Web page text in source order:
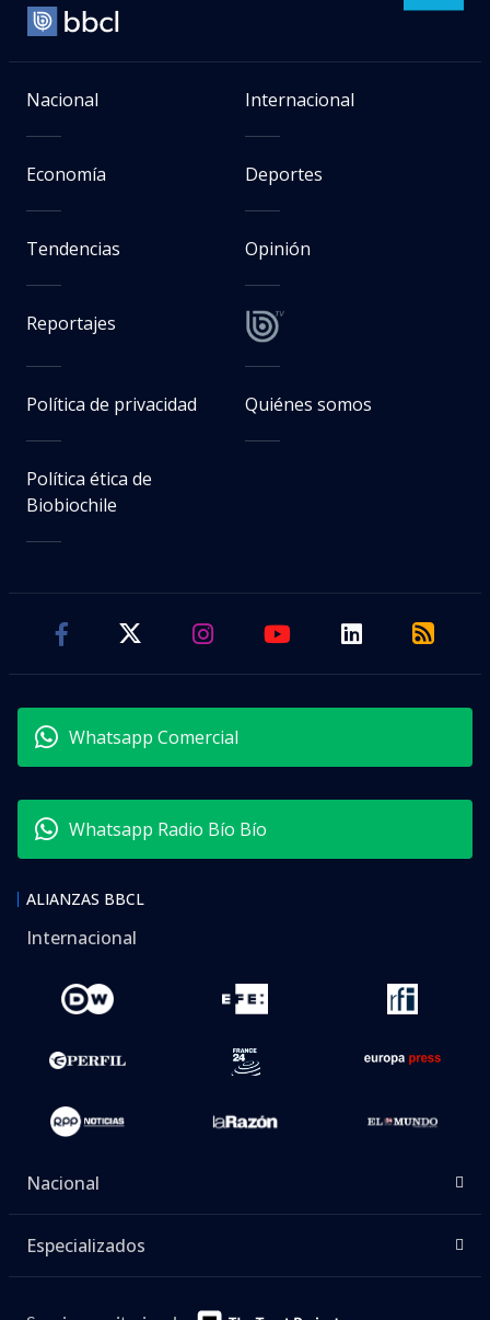
Nacional Internacional
Economía Deportes
Tendencias Opinión
Reportajes
Política de privacidad Quiénes somos
Política ética de
Biobiochile
Whatsapp Comercial
Whatsapp Radio Bío Bío
ALIANZAS BBCL
Internacional
Nacional
Especializados